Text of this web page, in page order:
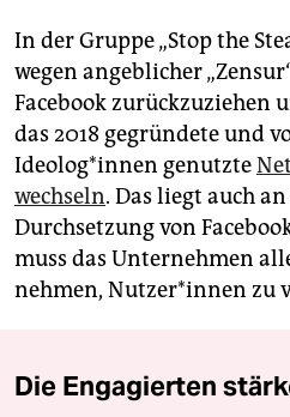
In der Gruppe „Stop the
wegen angeblicher
Facebook
das 2018 gegründete und
Ideolog*innen genutzte
wechseln. Das liegt auch
Durchsetzung von
muss das Unternehmen
nehmen, Nutzer*innen zu
Die Engagierten